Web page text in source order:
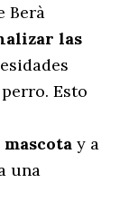
Berà
las
Esto
y a
una